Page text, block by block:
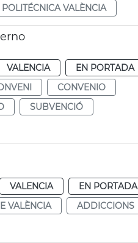
VALÈNCIA
VALENCIA
EN PORTADA
CONVENIO
SUBVENCIÓ
VALENCIA
EN PORTADA
VALÈNCIA
ADDICCIONS